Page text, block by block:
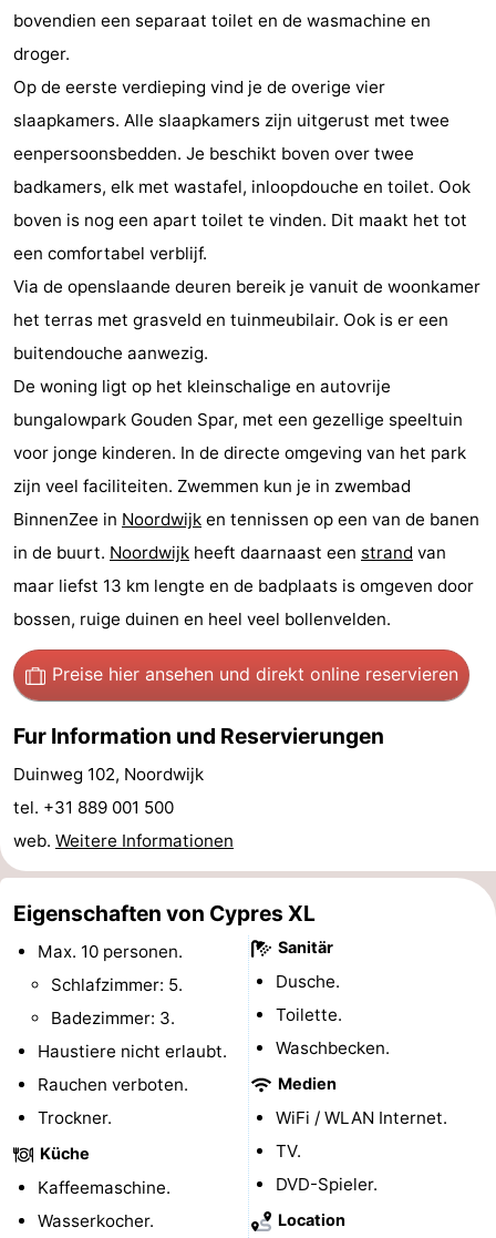
Soleil
(mit
Frühstück)
Lastminutes
Strand
Sehen
tun
Museen
-
Denkmäler
Aussichtspunkte
Attraktionen
Rundfahrten
-
Spielplätze
Indoor-
Spielplätze
-
Experiences
Wellness-
Zentren
Dörfer
&
Städte
Natur
Sport
-
Radfahren
-
Wandern
-
Reiten
Golfplatze
Sportangeln
Essen
trinken
Praktisch
bovendien een separaat toilet en de wasmachine en
droger.
Op de eerste verdieping vind je de overige vier
slaapkamers. Alle slaapkamers zijn uitgerust met twee
eenpersoonsbedden. Je beschikt boven over twee
badkamers, elk met wastafel, inloopdouche en toilet. Ook
boven is nog een apart toilet te vinden. Dit maakt het tot
een comfortabel verblijf.
Via de openslaande deuren bereik je vanuit de woonkamer
het terras met grasveld en tuinmeubilair. Ook is er een
buitendouche aanwezig.
De woning ligt op het kleinschalige en autovrije
bungalowpark Gouden Spar, met een gezellige speeltuin
voor jonge kinderen. In de directe omgeving van het park
zijn veel faciliteiten. Zwemmen kun je in zwembad
BinnenZee in Noordwijk en tennissen op een van de banen
in de buurt. Noordwijk heeft daarnaast een strand van
maar liefst 13 km lengte en de badplaats is omgeven door
bossen, ruige duinen en heel veel bollenvelden.
Preise hier ansehen und direkt online reservieren
Fur Information und Reservierungen
Duinweg 102, Noordwijk
tel. +31 889 001 500
web. Weitere Informationen
Eigenschaften von Cypres XL
Max. 10 personen.
Schlafzimmer: 5.
Badezimmer: 3.
Haustiere nicht erlaubt.
Rauchen verboten.
Trockner.
Küche
Kaffeemaschine.
Wasserkocher.
Sanitär
Dusche.
Toilette.
Waschbecken.
Medien
WiFi / WLAN Internet.
TV.
DVD-Spieler.
Location